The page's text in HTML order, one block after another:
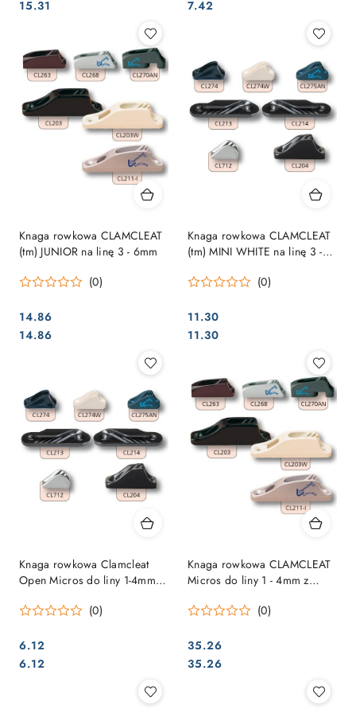
Cena:
Cena:
15.31 Cena:
Cena:
7.42
Knaga rowkowa CLAMCLEAT
(tm) JUNIOR na linę 3 - 6mm
(0)
Cena:
14.86
Cena:
14.86
Knaga rowkowa CLAMCLEAT
(tm) MINI WHITE na linę 3 -
(0)
Cena:
11.30
Cena:
11.30
Knaga rowkowa Clamcleat
Open Micros do liny 1-4mm,
(0)
Cena:
6.12
Cena:
6.12
Knaga rowkowa CLAMCLEAT
Micros do liny 1 - 4mm z
aluminium
(0)
Cena:
35.26
Cena:
35.26